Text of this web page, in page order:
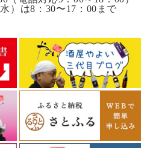
）は8：30〜17：00まで